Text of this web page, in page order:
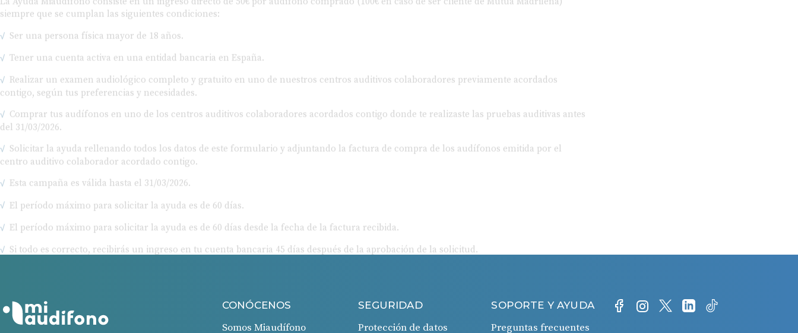
Ser una persona física mayor de 18 años.
Tener una cuenta activa en una entidad bancaria en España.
Realizar un examen audiológico completo y gratuito en uno de nuestros centros auditivos colaboradores previamente acordados
Comprar tus audífonos en uno de los centros auditivos colaboradores acordados contigo donde te realizaste las pruebas auditivas antes
Solicitar la ayuda rellenando todos los datos de este formulario y adjuntando la factura de compra de los audífonos emitida por el
Esta campaña es válida hasta el 31/03/2026.
El período máximo para solicitar la ayuda es de 60 días.
El período máximo para solicitar la ayuda es de 60 días desde la fecha de la factura recibida.
Si todo es correcto, recibirás un ingreso en tu cuenta bancaria 45 días después de la aprobación de la solicitud.
CONÓCENOS
Somos Miaudífono
SEGURIDAD
Protección de datos
SOPORTE Y AYUDA
Preguntas frecuentes